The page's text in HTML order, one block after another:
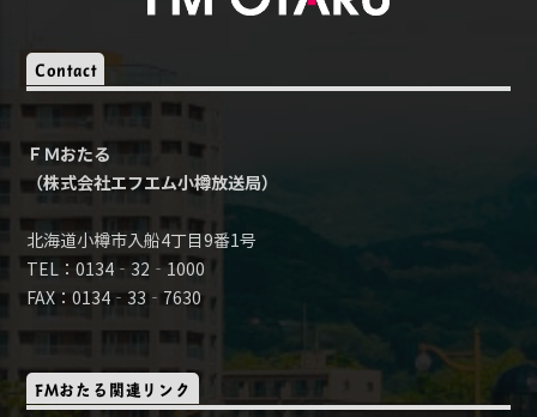
Contact
ＦＭおたる
（株式会社エフエム小樽放送局）
北海道小樽市入船4丁目9番1号
TEL：0134‐32‐1000
FAX：0134‐33‐7630
FMおたる関連リンク